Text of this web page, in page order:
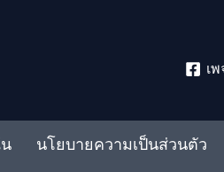
เ
นโยบายความเป็นส่วนตัว